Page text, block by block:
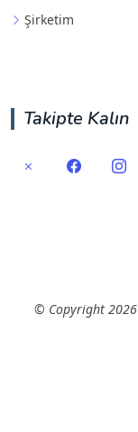
Şirketim
Takipte Kalın
© Copyright2026